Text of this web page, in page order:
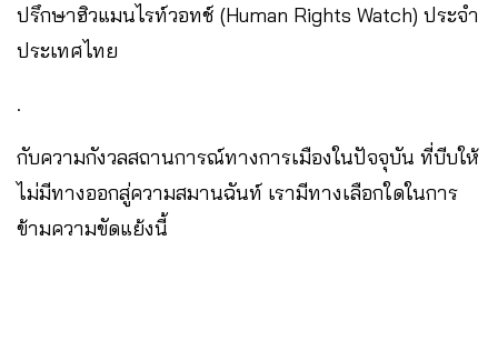
ปรึกษาฮิวแมนไรท์วอทช์ (Human Rights Watch) ประจำ
ประเทศไทย
.
กับความกังวลสถานการณ์ทางการเมืองในปัจจุบัน ที่บีบให้
ไม่มีทางออกสู่ความสมานฉันท์ เรามีทางเลือกใดในการ
ข้ามความขัดแย้งนี้